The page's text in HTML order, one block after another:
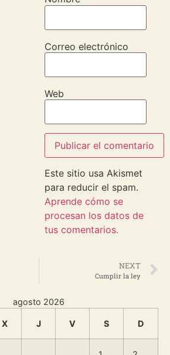
Correo electrónico
Web
Este sitio usa Akismet
para reducir el spam.
Aprende cómo se
procesan los datos de
tus comentarios.
NEXT
Cumplir la ley
agosto 2026
X J V S D